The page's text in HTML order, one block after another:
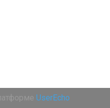
UserEcho